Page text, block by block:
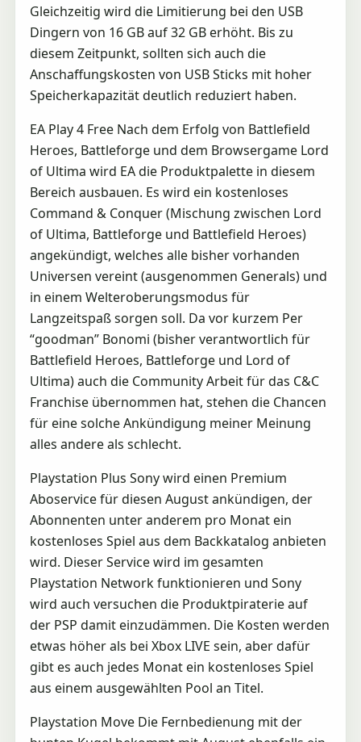
Gleichzeitig wird die Limitierung bei den USB
Dingern von 16 GB auf 32 GB erhöht. Bis zu
diesem Zeitpunkt, sollten sich auch die
Anschaffungskosten von USB Sticks mit hoher
Speicherkapazität deutlich reduziert haben.
EA Play 4 Free Nach dem Erfolg von Battlefield
Heroes, Battleforge und dem Browsergame Lord
of Ultima wird EA die Produktpalette in diesem
Bereich ausbauen. Es wird ein kostenloses
Command & Conquer (Mischung zwischen Lord
of Ultima, Battleforge und Battlefield Heroes)
angekündigt, welches alle bisher vorhanden
Universen vereint (ausgenommen Generals) und
in einem Welteroberungsmodus für
Langzeitspaß sorgen soll. Da vor kurzem Per
“goodman” Bonomi (bisher verantwortlich für
Battlefield Heroes, Battleforge und Lord of
Ultima) auch die Community Arbeit für das C&C
Franchise übernommen hat, stehen die Chancen
für eine solche Ankündigung meiner Meinung
alles andere als schlecht.
Playstation Plus Sony wird einen Premium
Aboservice für diesen August ankündigen, der
Abonnenten unter anderem pro Monat ein
kostenloses Spiel aus dem Backkatalog anbieten
wird. Dieser Service wird im gesamten
Playstation Network funktionieren und Sony
wird auch versuchen die Produktpiraterie auf
der PSP damit einzudämmen. Die Kosten werden
etwas höher als bei Xbox LIVE sein, aber dafür
gibt es auch jedes Monat ein kostenloses Spiel
aus einem ausgewählten Pool an Titel.
Playstation Move Die Fernbedienung mit der